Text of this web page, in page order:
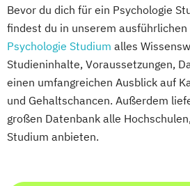
Bevor du dich für ein Psychologie
findest du in unserem ausführlichen
Psychologie Studium alles
Studieninhalte, Voraussetzungen,
einen umfangreichen Ausblick auf
und Gehaltschancen. Außerdem
großen Datenbank alle
Studium anbieten.